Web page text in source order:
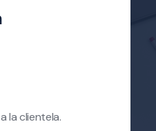
la clientela.